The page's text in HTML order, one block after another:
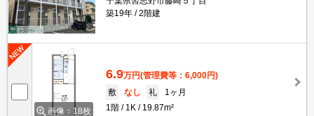
築19年
2階建
画像：18枚
6.9万円(管理費等：6,000円)
敷
なし 礼
1ヶ月
1階
1K 19.87m²